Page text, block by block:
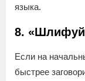
языка.
8.
Если на
быстрее